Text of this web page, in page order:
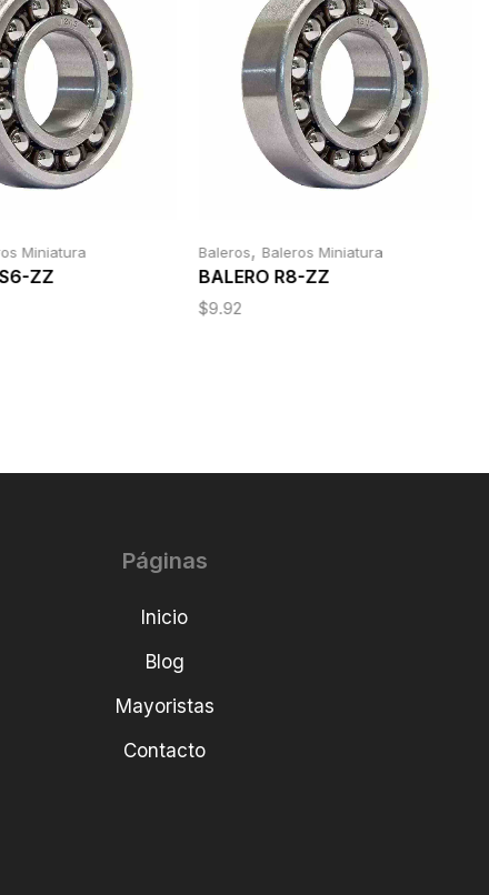
Miniatura
ZZ
Baleros, Baleros Miniatura
BALERO R8-ZZ
$9.92
Páginas
Inicio
Blog
Mayoristas
Contacto